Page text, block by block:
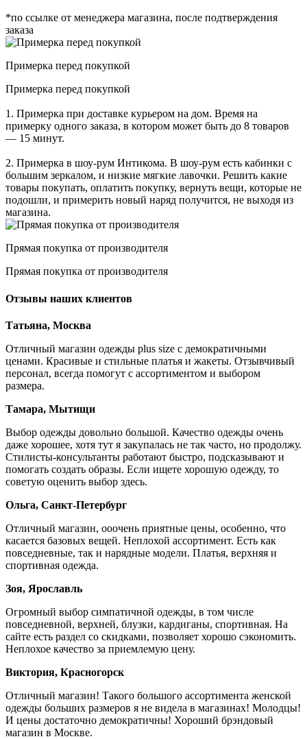
*по ссылке от менеджера магазина, после подтверждения
заказа
Примерка перед покупкой
Примерка перед покупкой
1. Примерка при доставке курьером на дом. Время на
примерку одного заказа, в котором может быть до 8 товаров
— 15 минут.
2. Примерка в шоу-рум Интикома. В шоу-рум есть кабинки с
большим зеркалом, и низкие мягкие лавочки. Решить какие
товары покупать, оплатить покупку, вернуть вещи, которые не
подошли, и примерить новый наряд получится, не выходя из
магазина.
Прямая покупка от производителя
Прямая покупка от производителя
Отзывы наших клиентов
Татьяна, Москва
Отличный магазин одежды plus size с демократичными
ценами. Красивые и стильные платья и жакеты. Отзывчивый
персонал, всегда помогут с ассортиментом и выбором
размера.
Тамара, Мытищи
Выбор одежды довольно большой. Качество одежды очень
даже хорошее, хотя тут я закупалась не так часто, но продолжу.
Стилисты-консультанты работают быстро, подсказывают и
помогать создать образы. Если ищете хорошую одежду, то
советую оценить выбор здесь.
Ольга, Санкт-Петербург
Отличный магазин, ооочень приятные цены, особенно, что
касается базовых вещей. Неплохой ассортимент. Есть как
повседневные, так и нарядные модели. Платья, верхняя и
спортивная одежда.
Зоя, Ярославль
Огромный выбор симпатичной одежды, в том числе
повседневной, верхней, блузки, кардиганы, спортивная. На
сайте есть раздел со скидками, позволяет хорошо сэкономить.
Неплохое качество за приемлемую цену.
Виктория, Красногорск
Отличный магазин! Такого большого ассортимента женской
одежды больших размеров я не видела в магазинах! Молодцы!
И цены достаточно демократичны! Хороший брэндовый
магазин в Москве.